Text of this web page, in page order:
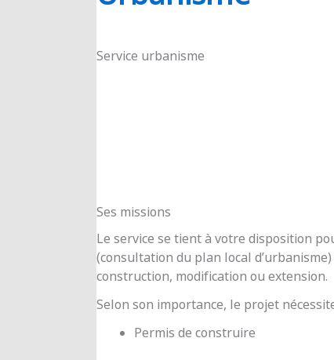
Service urbanisme
Ses missions
Le service se tient à votre disposition
(consultation du plan local
construction, modification ou extension.
Selon son importance, le projet
Permis de construire